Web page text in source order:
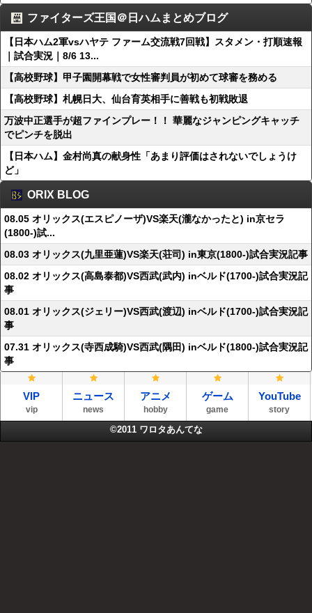
ファイターズ王国＠日ハムまとめブログ
【日本ハム2軍vsハヤテ ファーム交流戦7回戦】スタメン・打順速報
｜試合実況｜8/6 13...
【高校野球】甲子園開幕戦で女性審判員が初めて球審を務める
【高校野球】札幌日大、仙台育英相手に善戦も初戦敗退
万波中正選手が超ファインプレー！！ 華麗なジャンピングキャッチ
でピンチを脱出
【日本ハム】金村尚真の献身性「あまり評価はされないでしょうけ
ど」
ORIX BLOG
08.05 オリックス(エスピノーザ)VS楽天(瀧なかったと) in京セラ
(1800-)試...
08.03 オリックス(九里亜蓮)VS楽天(荘司) in東京(1800-)試合実況記事
08.02 オリックス(高島泰都)VS西武(武内) inベルド(1700-)試合実況記
事
08.01 オリックス(ジェリー)VS西武(渡辺) inベルド(1700-)試合実況記
事
07.31 オリックス(寺西成騎)VS西武(隅田) inベルド(1800-)試合実況記
事
VIP
vip
ニュース
news
アニメ
hobby
ゲーム
game
YouTube
story
©2011 ワロタあんてな